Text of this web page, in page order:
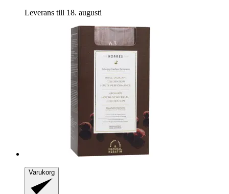
Leverans till 18. augusti
Varukorg